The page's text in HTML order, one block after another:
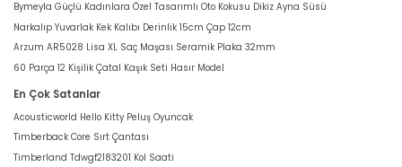
Bymeyla Güçlü Kadınlara Özel Tasarımlı Oto Kokusu Dikiz Ayna Süsü
Narkalıp Yuvarlak Kek Kalıbı Derinlik 15cm Çap 12cm
Arzum AR5028 Lisa XL Saç Maşası Seramik Plaka 32mm
60 Parça 12 Kişilik Çatal Kaşık Seti Hasır Model
En Çok Satanlar
Acousticworld Hello Kitty Peluş Oyuncak
Timberback Core Sırt Çantası
Timberland Tdwgf2183201 Kol Saati